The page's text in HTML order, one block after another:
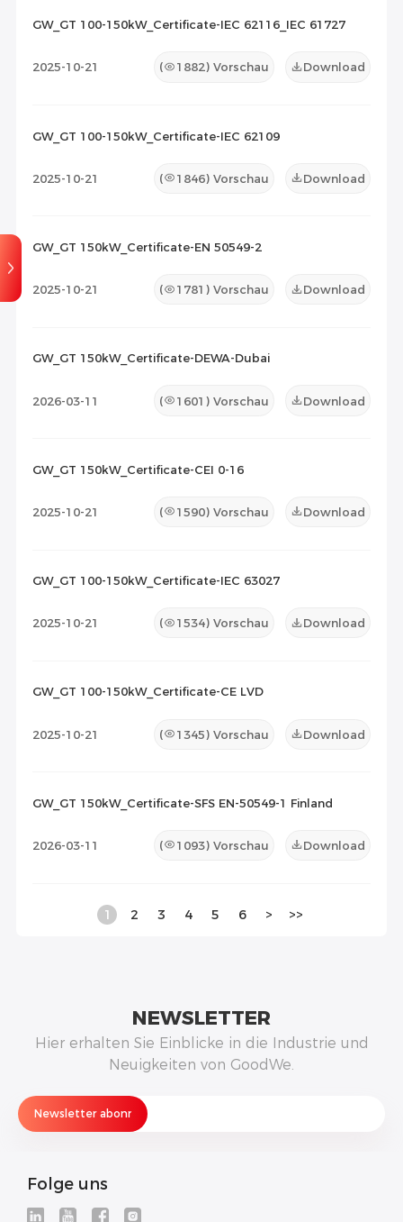
GW_GT 100-150kW_Certificate-IEC 62116_IEC 61727
2025-10-21 ( 1882) Vorschau Download
GW_GT 100-150kW_Certificate-IEC 62109
2025-10-21 ( 1846) Vorschau Download
GW_GT 150kW_Certificate-EN 50549-2
2025-10-21 ( 1781 ) Vorschau Download
GW_GT 150kW_Certificate-DEWA-Dubai
2026-03-11 ( 1601 ) Vorschau Download
GW_GT 150kW_Certificate-CEI 0-16
2025-10-21 ( 1590) Vorschau Download
GW_GT 100-150kW_Certificate-IEC 63027
2025-10-21 ( 1534) Vorschau Download
GW_GT 100-150kW_Certificate-CE LVD
2025-10-21 ( 1345) Vorschau Download
GW_GT 150kW_Certificate-SFS EN-50549-1 Finland
2026-03-11 ( 1093) Vorschau Download
1 2 3 4 5 6 > >>
NEWSLETTER
Hier erhalten Sie Einblicke in die Industrie und
Neuigkeiten von GoodWe.
Folge uns